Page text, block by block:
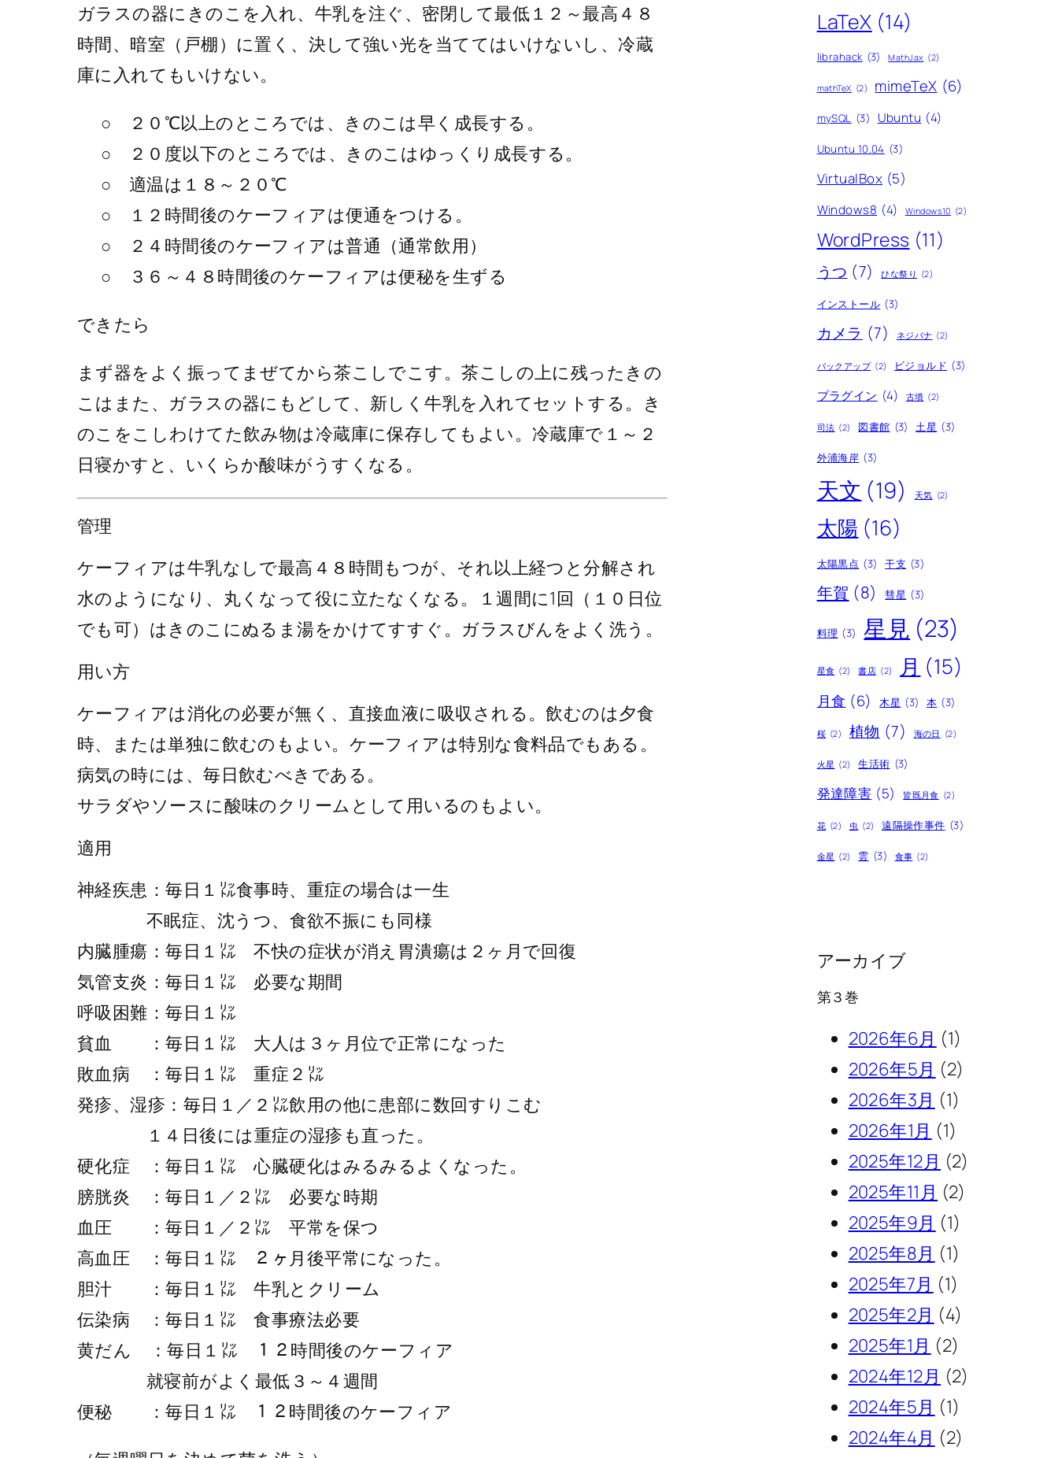
ガラスの器にきのこを入れ、牛乳を注ぐ、密閉して最低１２～最高４８
時間、暗室（戸棚）に置く、決して強い光を当ててはいけないし、冷蔵
庫に入れてもいけない。
○ ２０℃以上のところでは、きのこは早く成長する。
○ ２０度以下のところでは、きのこはゆっくり成長する。
○ 適温は１８～２０℃
○ １２時間後のケーフィアは便通をつける。
○ ２４時間後のケーフィアは普通（通常飲用）
○ ３６～４８時間後のケーフィアは便秘を生ずる
できたら
まず器をよく振ってまぜてから茶こしでこす。茶こしの上に残ったきの
こはまた、ガラスの器にもどして、新しく牛乳を入れてセットする。き
のこをこしわけてた飲み物は冷蔵庫に保存してもよい。冷蔵庫で１～２
日寝かすと、いくらか酸味がうすくなる。
管理
ケーフィアは牛乳なしで最高４８時間もつが、それ以上経つと分解され
水のようになり、丸くなって役に立たなくなる。１週間に1回（１０日位
でも可）はきのこにぬるま湯をかけてすすぐ。ガラスびんをよく洗う。
用い方
ケーフィアは消化の必要が無く、直接血液に吸収される。飲むのは夕食
時、または単独に飲むのもよい。ケーフィアは特別な食料品でもある。
病気の時には、毎日飲むべきである。
サラダやソースに酸味のクリームとして用いるのもよい。
適用
神経疾患：毎日１㍑食事時、重症の場合は一生
不眠症、沈うつ、食欲不振にも同様
内臓腫瘍：毎日１㍑ 不快の症状が消え胃潰瘍は２ヶ月で回復
気管支炎：毎日１㍑ 必要な期間
呼吸困難：毎日１㍑
貧血 ：毎日１㍑ 大人は３ヶ月位で正常になった
敗血病 ：毎日１㍑ 重症２㍑
発疹、湿疹：毎日１／２㍑飲用の他に患部に数回すりこむ
１４日後には重症の湿疹も直った。
硬化症 ：毎日１㍑ 心臓硬化はみるみるよくなった。
膀胱炎 ：毎日１／２㍑ 必要な時期
血圧 ：毎日１／２㍑ 平常を保つ
高血圧 ：毎日１㍑ ２ヶ月後平常になった。
胆汁 ：毎日１㍑ 牛乳とクリーム
伝染病 ：毎日１㍑ 食事療法必要
黄だん ：毎日１㍑ １２時間後のケーフィア
就寝前がよく最低３～４週間
便秘 ：毎日１㍑ １２時間後のケーフィア
LaTeX (14)
librahack (3) MathJax (2)
mathTeX (2) mimeTeX (6)
mySQL (3) Ubuntu (4)
Ubuntu 10.04 (3)
VirtualBox (5)
Windows8 (4) Windows10 (2)
WordPress (11)
うつ (7) ひな祭り (2)
インストール (3)
カメラ (7) ネジバナ (2)
バックアップ (2) ビジョルド (3)
プラグイン (4) 古墳 (2)
司法 (2) 図書館 (3) 土星 (3)
外浦海岸 (3)
天文 (19) 天気 (2)
太陽 (16)
太陽黒点 (3) 干支 (3)
年賀 (8) 彗星 (3)
料理 (3) 星見 (23)
星食 (2) 書店 (2) 月 (15)
月食 (6) 木星 (3) 本 (3)
桜 (2) 植物 (7) 海の日 (2)
火星 (2) 生活術 (3)
発達障害 (5) 皆既月食 (2)
花 (2) 虫 (2) 遠隔操作事件 (3)
金星 (2) 雲 (3) 食事 (2)
アーカイブ
第３巻
2026年6月 (1)
2026年5月 (2)
2026年3月 (1)
2026年1月 (1)
2025年12月 (2)
2025年11月 (2)
2025年9月 (1)
2025年8月 (1)
2025年7月 (1)
2025年2月 (4)
2025年1月 (2)
2024年12月 (2)
2024年5月 (1)
2024年4月 (2)